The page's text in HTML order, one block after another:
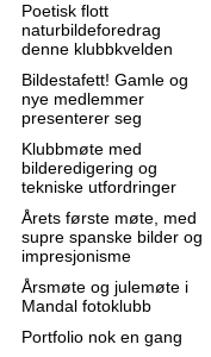
Poetisk flott
naturbildeforedrag
denne klubbkvelden
Bildestafett! Gamle og
nye medlemmer
presenterer seg
Klubbmøte med
bilderedigering og
tekniske utfordringer
Årets første møte, med
supre spanske bilder og
impresjonisme
Årsmøte og julemøte i
Mandal fotoklubb
Portfolio nok en gang